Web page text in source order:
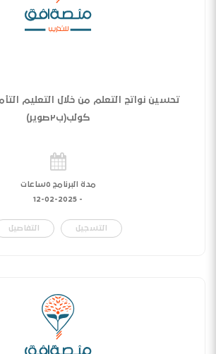
تحسين نواتج التعلم من خلال التعليم
كولب(ب٢صوير)
مدة البرنامج ٥ساعات
-
12-02-2025
التسجيل التفاصيل